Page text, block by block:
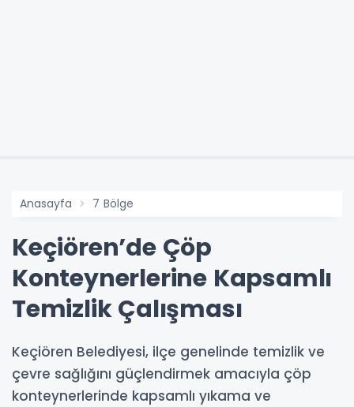
Anasayfa 7 Bölge
Keçiören’de Çöp
Konteynerlerine Kapsamlı
Temizlik Çalışması
Keçiören Belediyesi, ilçe genelinde temizlik ve
çevre sağlığını güçlendirmek amacıyla çöp
konteynerlerinde kapsamlı yıkama ve